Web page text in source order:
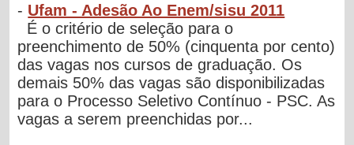
- Ufam - Adesão Ao Enem/sisu 2011
É o critério de seleção para o
preenchimento de 50% (cinquenta por cento)
das vagas nos cursos de graduação. Os
demais 50% das vagas são disponibilizadas
para o Processo Seletivo Contínuo - PSC. As
vagas a serem preenchidas por...